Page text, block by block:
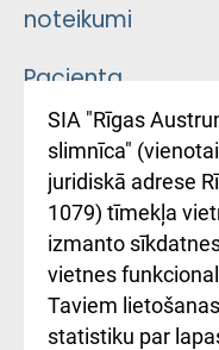
noteikumi
Pacienta
atsauksmju/
iesniegšanas
kārtība
Kā pie mums
Rēķinu apmaksas
ceļvedis
SIA "Rīgas
slimnīca"
juridiskā adrese
1079) tīmekļa
izmanto
vietnes
Taviem
statistiku par